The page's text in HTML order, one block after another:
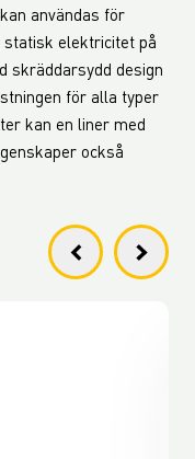
användas för
elektricitet på
skräddarsydd design
för alla typer
kan en liner med
också